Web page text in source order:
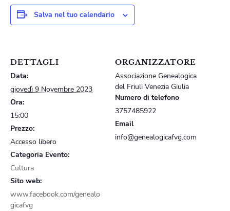
Salva nel tuo calendario
DETTAGLI
Data:
giovedì 9 Novembre 2023
Ora:
15:00
Prezzo:
Accesso libero
Categoria Evento:
Cultura
Sito web:
www.facebook.com/genealo
gicafvg
ORGANIZZATORE
Associazione Genealogica
del Friuli Venezia Giulia
Numero di telefono
3757485922
Email
info@genealogicafvg.com